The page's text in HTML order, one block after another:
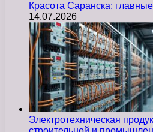
Красота Саранска:
14.07.2026
Электротехническая